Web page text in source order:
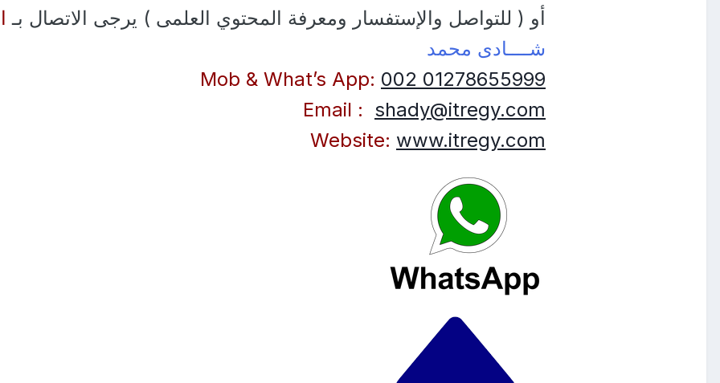
أو ( للتواصل والإستفسار ومعرفة المحتوي العلمى ) يرجى الاتصال بـ
شــــادى محمد
Mob & What’s App: 002 01278655999
Email : shady@itregy.com
Website: www.itregy.com